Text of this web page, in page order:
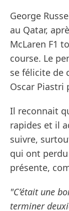
George
au Qatar,
McLaren F1
course. Le
se félicite de
Oscar Piastri
Il reconnait
rapides et il
suivre,
qui ont
présente,
"C’était une
terminer